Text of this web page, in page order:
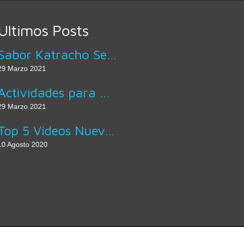
Posts
Sabor Katracho Servicio A Domicilio
Marzo 2021
Actividades para Mejorar la Letra
Marzo 2021
Top 5 Videos Nuevos de Artistas Hondureños
Agosto 2020